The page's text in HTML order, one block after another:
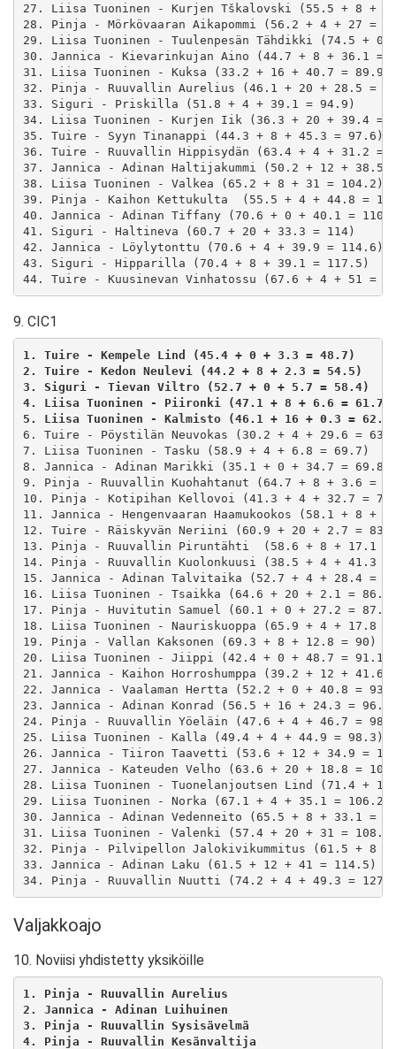
27. Liisa Tuoninen - Kurjen Tškalovski (55.5 + 8 +
28. Pinja - Mörkövaaran Aikapommi (56.2 + 4 + 27 =
29. Liisa Tuoninen - Tuulenpesän Tähdikki (74.5 + 0
30. Jannica - Kievarinkujan Aino (44.7 + 8 + 36.1 =
31. Liisa Tuoninen - Kuksa (33.2 + 16 + 40.7 = 89.9)
32. Pinja - Ruuvallin Aurelius (46.1 + 20 + 28.5 =
33. Siguri - Priskilla (51.8 + 4 + 39.1 = 94.9)
34. Liisa Tuoninen - Kurjen Iik (36.3 + 20 + 39.4 =
35. Tuire - Syyn Tinanappi (44.3 + 8 + 45.3 = 97.6)
36. Tuire - Ruuvallin Hippisydän (63.4 + 4 + 31.2 =
37. Jannica - Adinan Haltijakummi (50.2 + 12 + 38.5
38. Liisa Tuoninen - Valkea (65.2 + 8 + 31 = 104.2)
39. Pinja - Kaihon Kettukulta  (55.5 + 4 + 44.8 =
40. Jannica - Adinan Tiffany (70.6 + 0 + 40.1 =
41. Siguri - Haltineva (60.7 + 20 + 33.3 = 114)
42. Jannica - Löylytonttu (70.6 + 4 + 39.9 = 114.6)
43. Siguri - Hipparilla (70.4 + 8 + 39.1 = 117.5)
9. CIC1
1. Tuire - Kempele Lind (45.4 + 0 + 3.3 = 48.7)
2. Tuire - Kedon Neulevi (44.2 + 8 + 2.3 = 54.5)
3. Siguri - Tievan Viltro (52.7 + 0 + 5.7 = 58.4)
4. Liisa Tuoninen - Piironki (47.1 + 8 + 6.6 = 61.7)
5. Liisa Tuoninen - Kalmisto (46.1 + 16 + 0.3 =
6. Tuire - Pöystilän Neuvokas (30.2 + 4 + 29.6 =
7. Liisa Tuoninen - Tasku (58.9 + 4 + 6.8 = 69.7)
8. Jannica - Adinan Marikki (35.1 + 0 + 34.7 = 69.8)
9. Pinja - Ruuvallin Kuohahtanut (64.7 + 8 + 3.6 =
10. Pinja - Kotipihan Kellovoi (41.3 + 4 + 32.7 =
11. Jannica - Hengenvaaran Haamukookos (58.1 + 8 +
12. Tuire - Räiskyvän Neriini (60.9 + 20 + 2.7 =
13. Pinja - Ruuvallin Piruntähti  (58.6 + 8 + 17.1 =
14. Pinja - Ruuvallin Kuolonkuusi (38.5 + 4 + 41.3 =
15. Jannica - Adinan Talvitaika (52.7 + 4 + 28.4 =
16. Liisa Tuoninen - Tsaikka (64.6 + 20 + 2.1 =
17. Pinja - Huvitutin Samuel (60.1 + 0 + 27.2 =
18. Liisa Tuoninen - Nauriskuoppa (65.9 + 4 + 17.8 =
19. Pinja - Vallan Kaksonen (69.3 + 8 + 12.8 = 90)
20. Liisa Tuoninen - Jiippi (42.4 + 0 + 48.7 = 91.1)
21. Jannica - Kaihon Horroshumppa (39.2 + 12 + 41.6
22. Jannica - Vaalaman Hertta (52.2 + 0 + 40.8 =
23. Jannica - Adinan Konrad (56.5 + 16 + 24.3 =
24. Pinja - Ruuvallin Yöeläin (47.6 + 4 + 46.7 =
25. Liisa Tuoninen - Kalla (49.4 + 4 + 44.9 = 98.3)
26. Jannica - Tiiron Taavetti (53.6 + 12 + 34.9 =
27. Jannica - Kateuden Velho (63.6 + 20 + 18.8 =
28. Liisa Tuoninen - Tuonelanjoutsen Lind (71.4 +
29. Liisa Tuoninen - Norka (67.1 + 4 + 35.1 = 106.2)
30. Jannica - Adinan Vedenneito (65.5 + 8 + 33.1 =
31. Liisa Tuoninen - Valenki (57.4 + 20 + 31 =
32. Pinja - Pilvipellon Jalokivikummitus (61.5 + 8 +
33. Jannica - Adinan Laku (61.5 + 12 + 41 = 114.5)
Valjakkoajo
10. Noviisi yhdistetty yksiköille
1. Pinja - Ruuvallin Aurelius
2. Jannica - Adinan Luihuinen
3. Pinja - Ruuvallin Sysisävelmä
4. Pinja - Ruuvallin Kesänvaltija